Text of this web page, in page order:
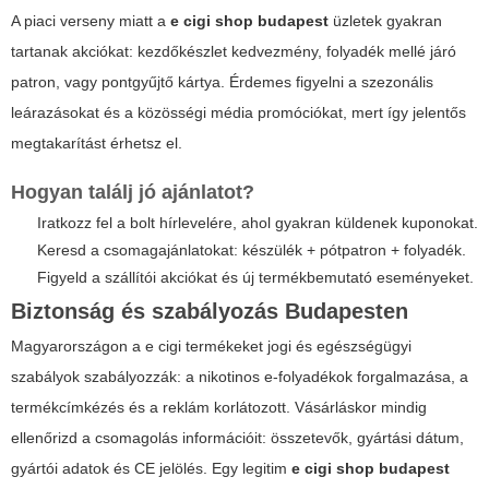
A piaci verseny miatt a e cigi shop budapest üzletek gyakran
tartanak akciókat: kezdőkészlet kedvezmény, folyadék mellé járó
patron, vagy pontgyűjtő kártya. Érdemes figyelni a szezonális
leárazásokat és a közösségi média promóciókat, mert így jelentős
megtakarítást érhetsz el.
Hogyan találj jó ajánlatot?
Iratkozz fel a bolt hírlevelére, ahol gyakran küldenek kuponokat.
Keresd a csomagajánlatokat: készülék + pótpatron + folyadék.
Figyeld a szállítói akciókat és új termékbemutató eseményeket.
Biztonság és szabályozás Budapesten
Magyarországon a e cigi termékeket jogi és egészségügyi
szabályok szabályozzák: a nikotinos e-folyadékok forgalmazása, a
termékcímkézés és a reklám korlátozott. Vásárláskor mindig
ellenőrizd a csomagolás információit: összetevők, gyártási dátum,
gyártói adatok és CE jelölés. Egy legitim e cigi shop budapest